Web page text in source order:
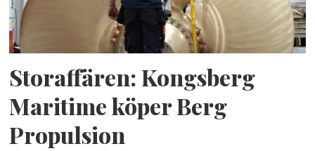
Storaffären: Kongsberg
Maritime köper Berg
Propulsion